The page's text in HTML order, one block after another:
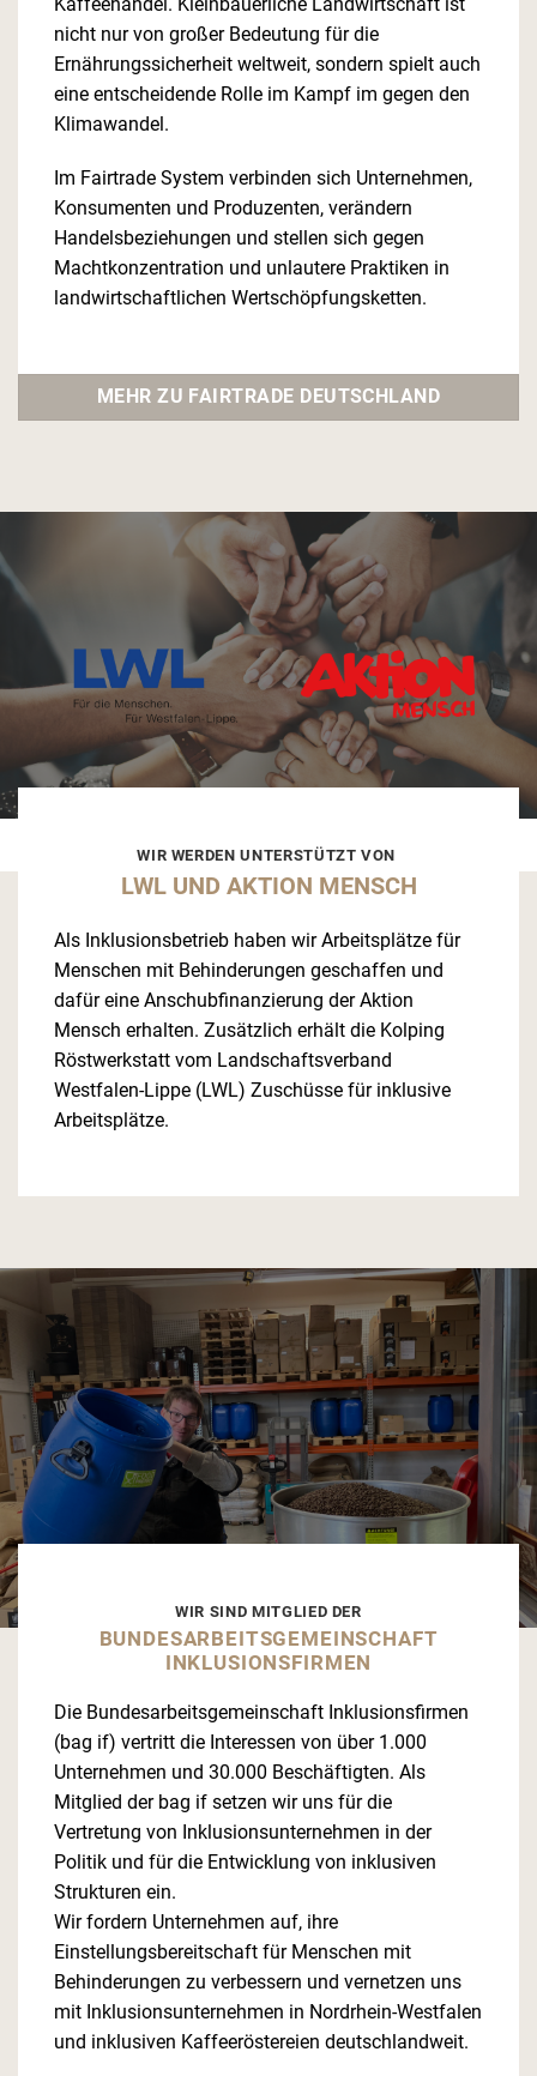
nicht nur von großer Bedeutung für die
Ernährungssicherheit weltweit, sondern spielt auch
eine entscheidende Rolle im Kampf im gegen den
Klimawandel.
Im Fairtrade System verbinden sich Unternehmen,
Konsumenten und Produzenten, verändern
Handelsbeziehungen und stellen sich gegen
Machtkonzentration und unlautere Praktiken in
landwirtschaftlichen Wertschöpfungsketten.
MEHR ZU FAIRTRADE DEUTSCHLAND
WIR WERDEN UNTERSTÜTZT VON
LWL UND AKTION MENSCH
Als Inklusionsbetrieb haben wir Arbeitsplätze für
Menschen mit Behinderungen geschaffen und
dafür eine Anschubfinanzierung der Aktion
Mensch erhalten. Zusätzlich erhält die Kolping
Röstwerkstatt vom Landschaftsverband
Westfalen-Lippe (LWL) Zuschüsse für inklusive
Arbeitsplätze.
WIR SIND MITGLIED DER
BUNDESARBEITSGEMEINSCHAFT
INKLUSIONSFIRMEN
Die Bundesarbeitsgemeinschaft Inklusionsfirmen
(bag if) vertritt die Interessen von über 1.000
Unternehmen und 30.000 Beschäftigten. Als
Mitglied der bag if setzen wir uns für die
Vertretung von Inklusionsunternehmen in der
Politik und für die Entwicklung von inklusiven
Strukturen ein.
Wir fordern Unternehmen auf, ihre
Einstellungsbereitschaft für Menschen mit
Behinderungen zu verbessern und vernetzen uns
mit Inklusionsunternehmen in Nordrhein-Westfalen
und inklusiven Kaffeeröstereien deutschlandweit.